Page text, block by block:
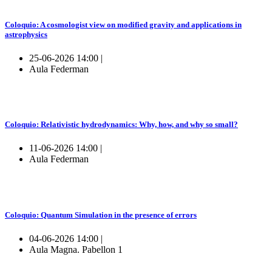
Coloquio: A cosmologist view on modified gravity and applications in
astrophysics
25-06-2026 14:00 |
Aula Federman
Coloquio: Relativistic hydrodynamics: Why, how, and why so small?
11-06-2026 14:00 |
Aula Federman
Coloquio: Quantum Simulation in the presence of errors
04-06-2026 14:00 |
Aula Magna. Pabellon 1